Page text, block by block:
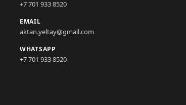
+7 701 933 8520
EMAIL
aktan.yeltay@gmail.com
WHATSAPP
+7 701 933 8520